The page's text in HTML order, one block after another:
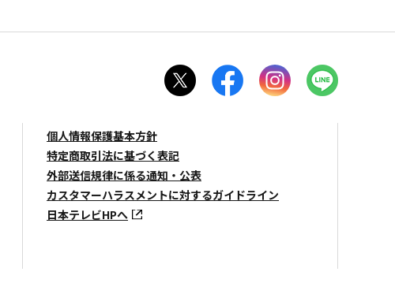
個人情報保護基本方針
特定商取引法に基づく表記
外部送信規律に係る通知・公表
カスタマーハラスメントに対するガイドライン
日本テレビHPへ